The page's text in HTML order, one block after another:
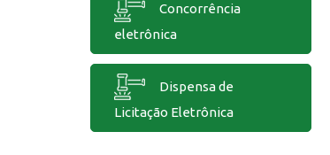
Concorrência
eletrônica
Dispensa de
Licitação Eletrônica